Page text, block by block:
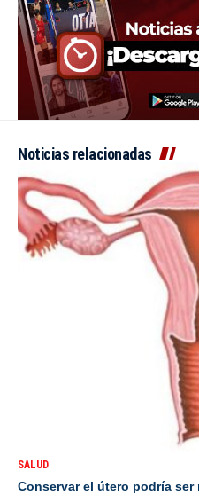
Noticias relacionadas
SALUD
Conservar el útero podría ser